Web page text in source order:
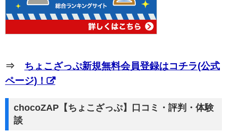
⇒ ちょこざっぷ新規無料会員登録はコチラ(公式
ページ)！
chocoZAP【ちょこざっぷ】口コミ・評判・体験
談